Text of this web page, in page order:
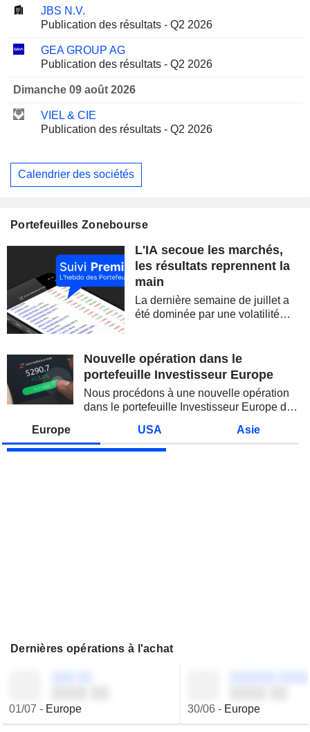
JBS N.V.
Publication des résultats - Q2 2026
GEA GROUP AG
Publication des résultats - Q2 2026
Dimanche 09 août 2026
VIEL & CIE
Publication des résultats - Q2 2026
Calendrier des sociétés
Portefeuilles Zonebourse
L'IA secoue les marchés,
les résultats reprennent la
main
La dernière semaine de juillet a
été dominée par une volatilité
semi-conducteurs. Les
inquiétudes sur la soutenabilité
Nouvelle opération dans le
portefeuille Investisseur Europe
Nous procédons à une nouvelle opération
dans le portefeuille Investisseur Europe de
Europe USA Asie
Dernières opérations à l'achat
01/07 - Europe 30/06- Europe